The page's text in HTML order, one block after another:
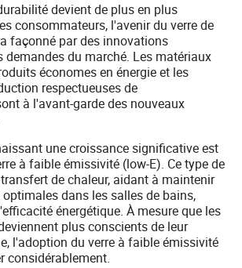
devient de plus en plus
consommateurs, l'avenir du verre de
façonné par des innovations
demandes du marché. Les matériaux
économes en énergie et les
respectueuses de
à l'avant-garde des nouveaux
une croissance significative est
à faible émissivité (low-E). Ce type de
de chaleur, aidant à maintenir
dans les salles de bains,
énergétique. À mesure que les
plus conscients de leur
l'adoption du verre à faible émissivité
considérablement.